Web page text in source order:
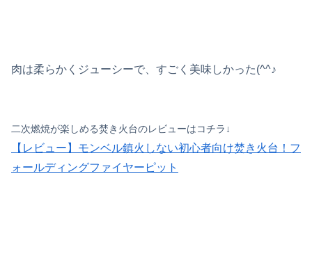
肉は柔らかくジューシーで、すごく美味しかった(^^♪
二次燃焼が楽しめる焚き火台のレビューはコチラ↓
【レビュー】モンベル鎮火しない初心者向け焚き火台！フ
ォールディングファイヤーピット